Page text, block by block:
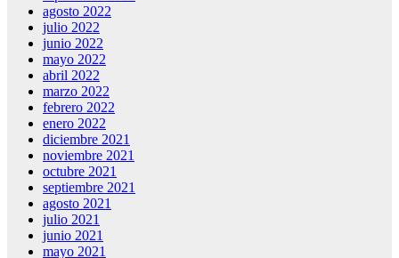
agosto 2022
julio 2022
junio 2022
mayo 2022
abril 2022
marzo 2022
febrero 2022
enero 2022
diciembre 2021
noviembre 2021
octubre 2021
septiembre 2021
agosto 2021
julio 2021
junio 2021
mayo 2021